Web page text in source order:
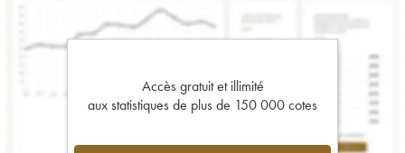
Accès gratuit et illimité
aux statistiques de plus de 150 000 cotes